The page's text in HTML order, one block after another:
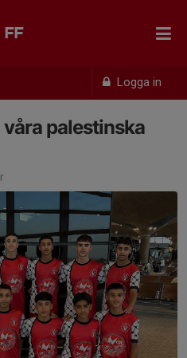
Logga in
FF
palestinska